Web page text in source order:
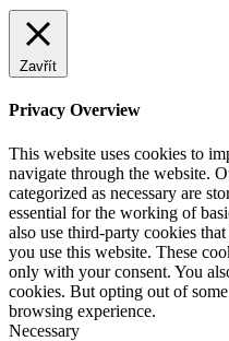
Zavřít
Privacy Overview
This website uses cookies to
navigate through the website.
categorized as necessary are
essential for the working of
also use third-party cookies
you use this website. These
only with your consent. You
cookies. But opting out of
browsing experience.
Necessary